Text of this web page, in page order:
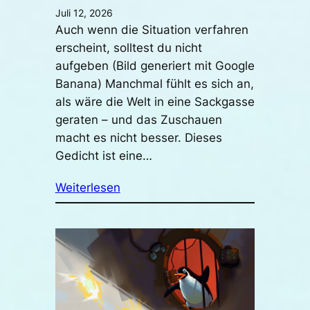
Juli 12, 2026
Auch wenn die Situation verfahren
erscheint, solltest du nicht
aufgeben (Bild generiert mit Google
Banana) Manchmal fühlt es sich an,
als wäre die Welt in eine Sackgasse
geraten – und das Zuschauen
macht es nicht besser. Dieses
Gedicht ist eine…
Weiterlesen